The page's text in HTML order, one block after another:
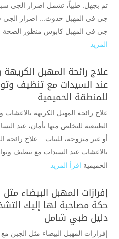
تم بجهل. طبياً، تشمل اضرار الجي
جي في المهبل حدوث... اضرار الجي
جي في المهبل كابوس منظور الصحة
المزيد
علاج رائحة المهبل الكريهة
عند السيدات مع تنظيف
للمنطقة الحميمية
علاج رائحة المهبل الكريهة بالاعشاب
الطبيعية للتخلص منها بأمان، عند
أو غير متزوجة، للبنات... علاج رائحة
بالاعشاب عند السيدات مع تنظيف
الحميمية اقرأ المزيد
إفرازات المهبل البيضاء
حكة مصاحبة لها إليك
دليل طبي شامل
إفرازات المهبل البيضاء مثل الجبن